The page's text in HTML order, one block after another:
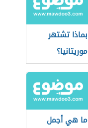
بماذا تشتهر
موريتانيا؟
ما هي أجمل